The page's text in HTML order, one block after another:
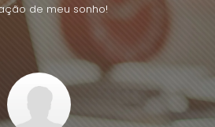
de meu sonho!